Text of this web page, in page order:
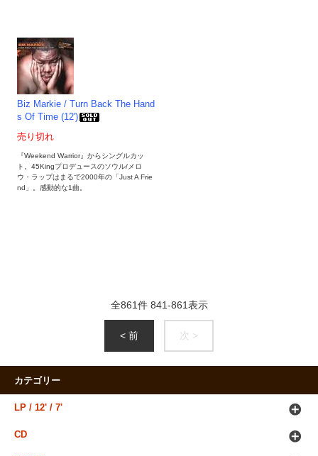
Biz Markie / Turn Back The Hand
s Of Time (12')
売り切れ
『Weekend Warrior』からシングルカッ
ト。45Kingプロデュースのソウル/メロ
ウ・ラップはまるで2000年の「Just A Frie
nd」。感動的な1曲。
全861件 841-861表示
< 前 次 >
カテゴリー
LP / 12' / 7'
CD